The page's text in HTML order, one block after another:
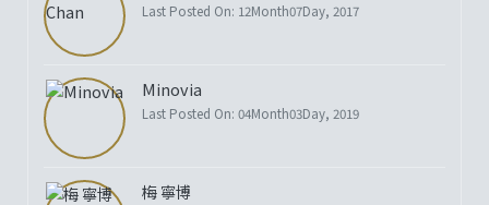
Last Posted On: 12Month07Day, 2017
Minovia
Last Posted On: 04Month03Day, 2019
梅 寧博